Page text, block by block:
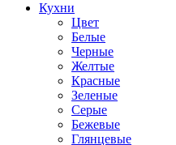
Кухни
Цвет
Белые
Черные
Желтые
Красные
Зеленые
Серые
Бежевые
Глянцевые